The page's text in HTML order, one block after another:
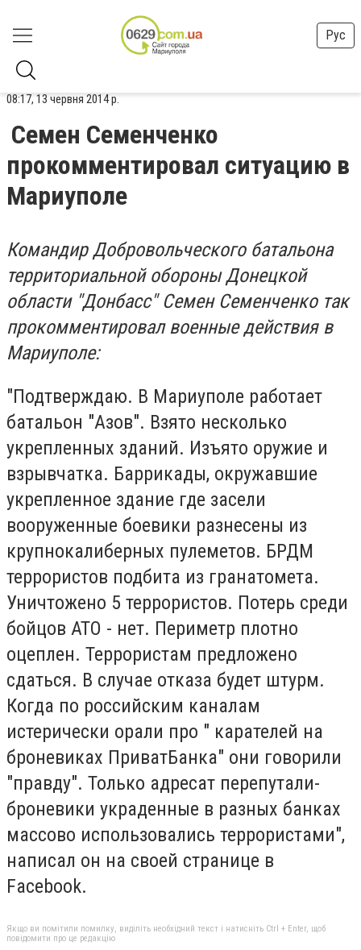
Рус
08:17, 13 червня 2014 р.
Семен Семенченко
прокомментировал ситуацию в
Мариуполе
Командир Добровольческого батальона
территориальной обороны Донецкой
области "Донбасс" Семен Семенченко так
прокомментировал военные действия в
Мариуполе:
"Подтверждаю. В Мариуполе работает
батальон "Азов". Взято несколько
укрепленных зданий. Изъято оружие и
взрывчатка. Баррикады, окружавшие
укрепленное здание где засели
вооруженные боевики разнесены из
крупнокалиберных пулеметов. БРДМ
террористов подбита из гранатомета.
Уничтожено 5 террористов. Потерь среди
бойцов АТО - нет. Периметр плотно
оцеплен. Террористам предложено
сдаться. В случае отказа будет штурм.
Когда по российским каналам
истерически орали про " карателей на
броневиках ПриватБанка" они говорили
"правду". Только адресат перепутали-
броневики украденные в разных банках
массово использовались террористами",
написал он на своей странице в
Facebook.
Якщо ви помітили помилку, виділіть необхідний текст і натисніть Ctrl + Enter, щоб
повідомити про це редакцію